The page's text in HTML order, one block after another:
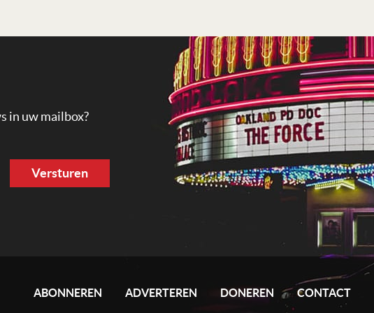
in uw mailbox?
ABONNEREN ADVERTEREN DONEREN CONTACT